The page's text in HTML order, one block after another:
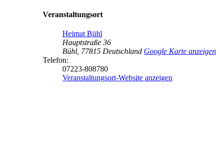
Veranstaltungsort
Heimat Bühl
Hauptstraße 36
Bühl 77815 Deutschland Google Karte anzeigen
Telefon:
07223-808780
Veranstaltungsort-Website anzeigen